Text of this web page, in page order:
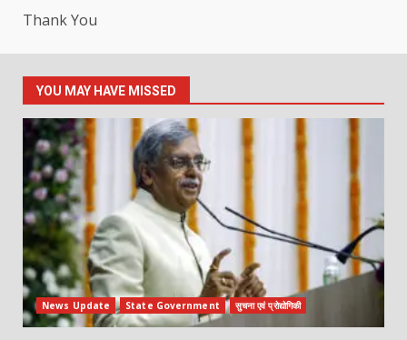
Thank You
YOU MAY HAVE MISSED
News Update State Government सुचना एवं प्रोद्योगिकी